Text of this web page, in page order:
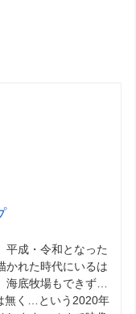
平成・令和となった
かれた時代にいるは
底牧場もできず…
無く…という2020年